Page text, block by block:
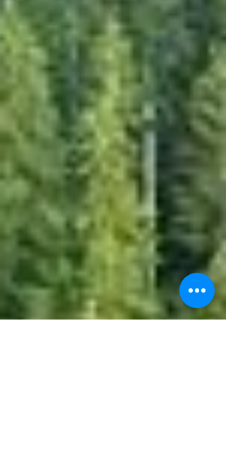
robota uzstādīšana nodrošina būtisku
ražošanas procesu modernizāciju. Digitālās
transformācijas risinājums ļauj: Paātrināt un
optimizēt pamatdarbības procesus; Uzlabot
produkta kvalitāti un ražošanas precizitāti;
Samazina kļūdu risk